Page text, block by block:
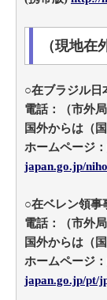
（現地在
○在ブラジル日
電話：（市外
国外からは（
ホームページ：
japan.go.jp/
○在ベレン領事
電話：（市外
国外からは（
ホームページ：
japan.go.jp/pt/